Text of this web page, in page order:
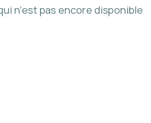
n’est pas encore disponible